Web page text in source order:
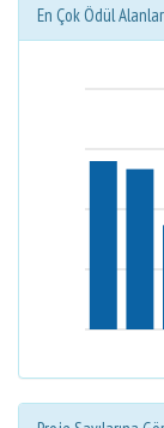
En Çok Ödül Alanlar